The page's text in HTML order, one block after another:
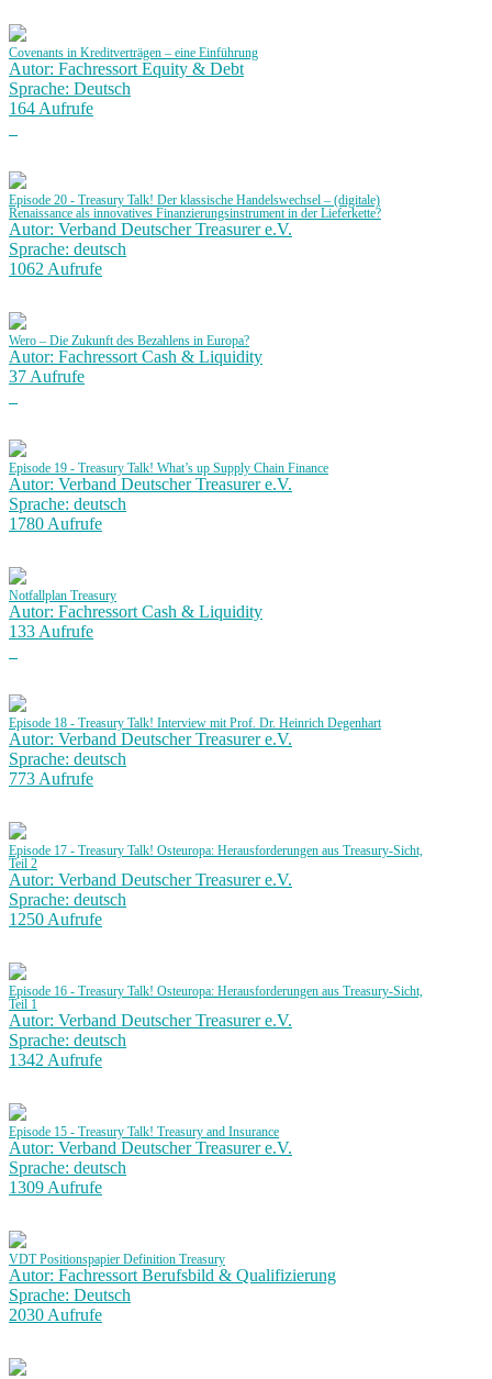
Covenants in Kreditverträgen – eine Einführung
Autor: Fachressort Equity & Debt
Sprache: Deutsch
164 Aufrufe
Episode 20 - Treasury Talk! Der klassische Handelswechsel – (digitale)
Renaissance als innovatives Finanzierungsinstrument in der Lieferkette?
Autor: Verband Deutscher Treasurer e.V.
Sprache: deutsch
1062 Aufrufe
Wero – Die Zukunft des Bezahlens in Europa?
Autor: Fachressort Cash & Liquidity
37 Aufrufe
Episode 19 - Treasury Talk! What’s up Supply Chain Finance
Autor: Verband Deutscher Treasurer e.V.
Sprache: deutsch
1780 Aufrufe
Notfallplan Treasury
Autor: Fachressort Cash & Liquidity
133 Aufrufe
Episode 18 - Treasury Talk! Interview mit Prof. Dr. Heinrich Degenhart
Autor: Verband Deutscher Treasurer e.V.
Sprache: deutsch
773 Aufrufe
Episode 17 - Treasury Talk! Osteuropa: Herausforderungen aus Treasury-Sicht,
Teil 2
Autor: Verband Deutscher Treasurer e.V.
Sprache: deutsch
1250 Aufrufe
Episode 16 - Treasury Talk! Osteuropa: Herausforderungen aus Treasury-Sicht,
Teil 1
Autor: Verband Deutscher Treasurer e.V.
Sprache: deutsch
1342 Aufrufe
Episode 15 - Treasury Talk! Treasury and Insurance
Autor: Verband Deutscher Treasurer e.V.
Sprache: deutsch
1309 Aufrufe
VDT Positionspapier Definition Treasury
Autor: Fachressort Berufsbild & Qualifizierung
Sprache: Deutsch
2030 Aufrufe